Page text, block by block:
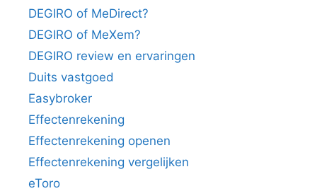
DEGIRO of MeDirect?
DEGIRO of MeXem?
DEGIRO review en ervaringen
Duits vastgoed
Easybroker
Effectenrekening
Effectenrekening openen
Effectenrekening vergelijken
eToro